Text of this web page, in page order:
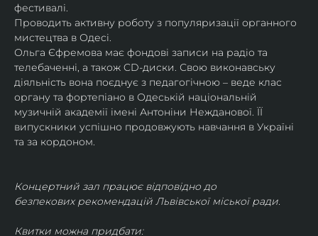
фестивалі.
Проводить активну роботу з популяризації органного
мистецтва в Одесі.
Ольга Єфремова має фондові записи на радіо та
телебаченні, а також CD-диски. Свою виконавську
діяльність вона поєднує з педагогічною – веде клас
органу та фортепіано в Одеській національній
музичній академії імені Антоніни Нежданової. ЇЇ
випускники успішно продовжують навчання в Україні
та за кордоном.
Концертний зал працює відповідно до
безпекових рекомендацій Львівської міської ради.
Квитки можна придбати: